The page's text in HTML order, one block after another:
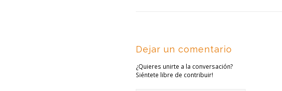
Dejar un comentario
¿Quieres unirte a la conversación?
Siéntete libre de contribuir!